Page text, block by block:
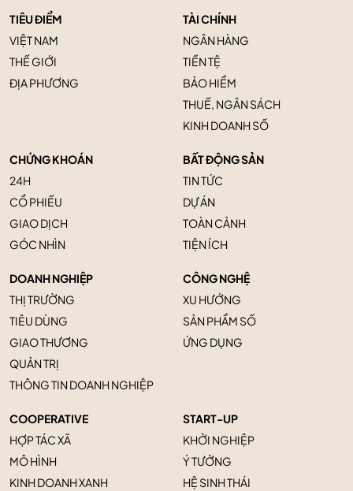
TIÊU ĐIỂM
VIỆT NAM
THẾ GIỚI
ĐỊA PHƯƠNG
TÀI CHÍNH
NGÂN HÀNG
TIỀN TỆ
BẢO HIỂM
THUẾ, NGÂN SÁCH
KINH DOANH SỐ
CHỨNG KHOÁN
24H
CỔ PHIẾU
GIAO DỊCH
GÓC NHÌN
BẤT ĐỘNG SẢN
TIN TỨC
DỰ ÁN
TOÀN CẢNH
TIỆN ÍCH
DOANH NGHIỆP
THỊ TRƯỜNG
TIÊU DÙNG
GIAO THƯƠNG
QUẢN TRỊ
THÔNG TIN DOANH NGHIỆP
CÔNG NGHỆ
XU HƯỚNG
SẢN PHẨM SỐ
ỨNG DỤNG
COOPERATIVE
HỢP TÁC XÃ
MÔ HÌNH
KINH DOANH XANH
START-UP
KHỞI NGHIỆP
Ý TƯỞNG
HỆ SINH THÁI